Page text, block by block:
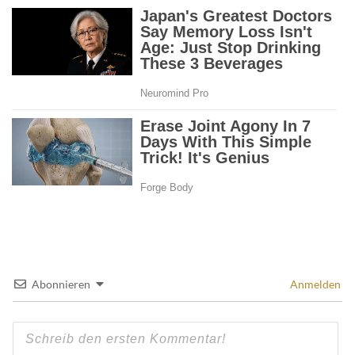
Abonnieren Anmelden